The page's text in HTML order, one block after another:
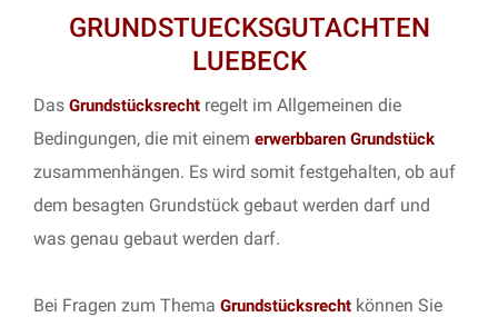
GRUNDSTUECKSGUTACHTEN
LUEBECK
Das Grundstücksrecht regelt im Allgemeinen die
Bedingungen, die mit einem erwerbbaren Grundstück
zusammenhängen. Es wird somit festgehalten, ob auf
dem besagten Grundstück gebaut werden darf und
was genau gebaut werden darf.
Bei Fragen zum Thema Grundstücksrecht können Sie